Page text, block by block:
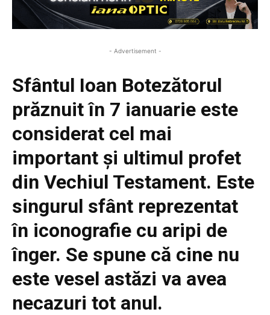
- Advertisement -
Sfântul Ioan Botezătorul
prăznuit în 7 ianuarie este
considerat cel mai
important și ultimul profet
din Vechiul Testament. Este
singurul sfânt reprezentat
în iconografie cu aripi de
înger. Se spune că cine nu
este vesel astăzi va avea
necazuri tot anul.